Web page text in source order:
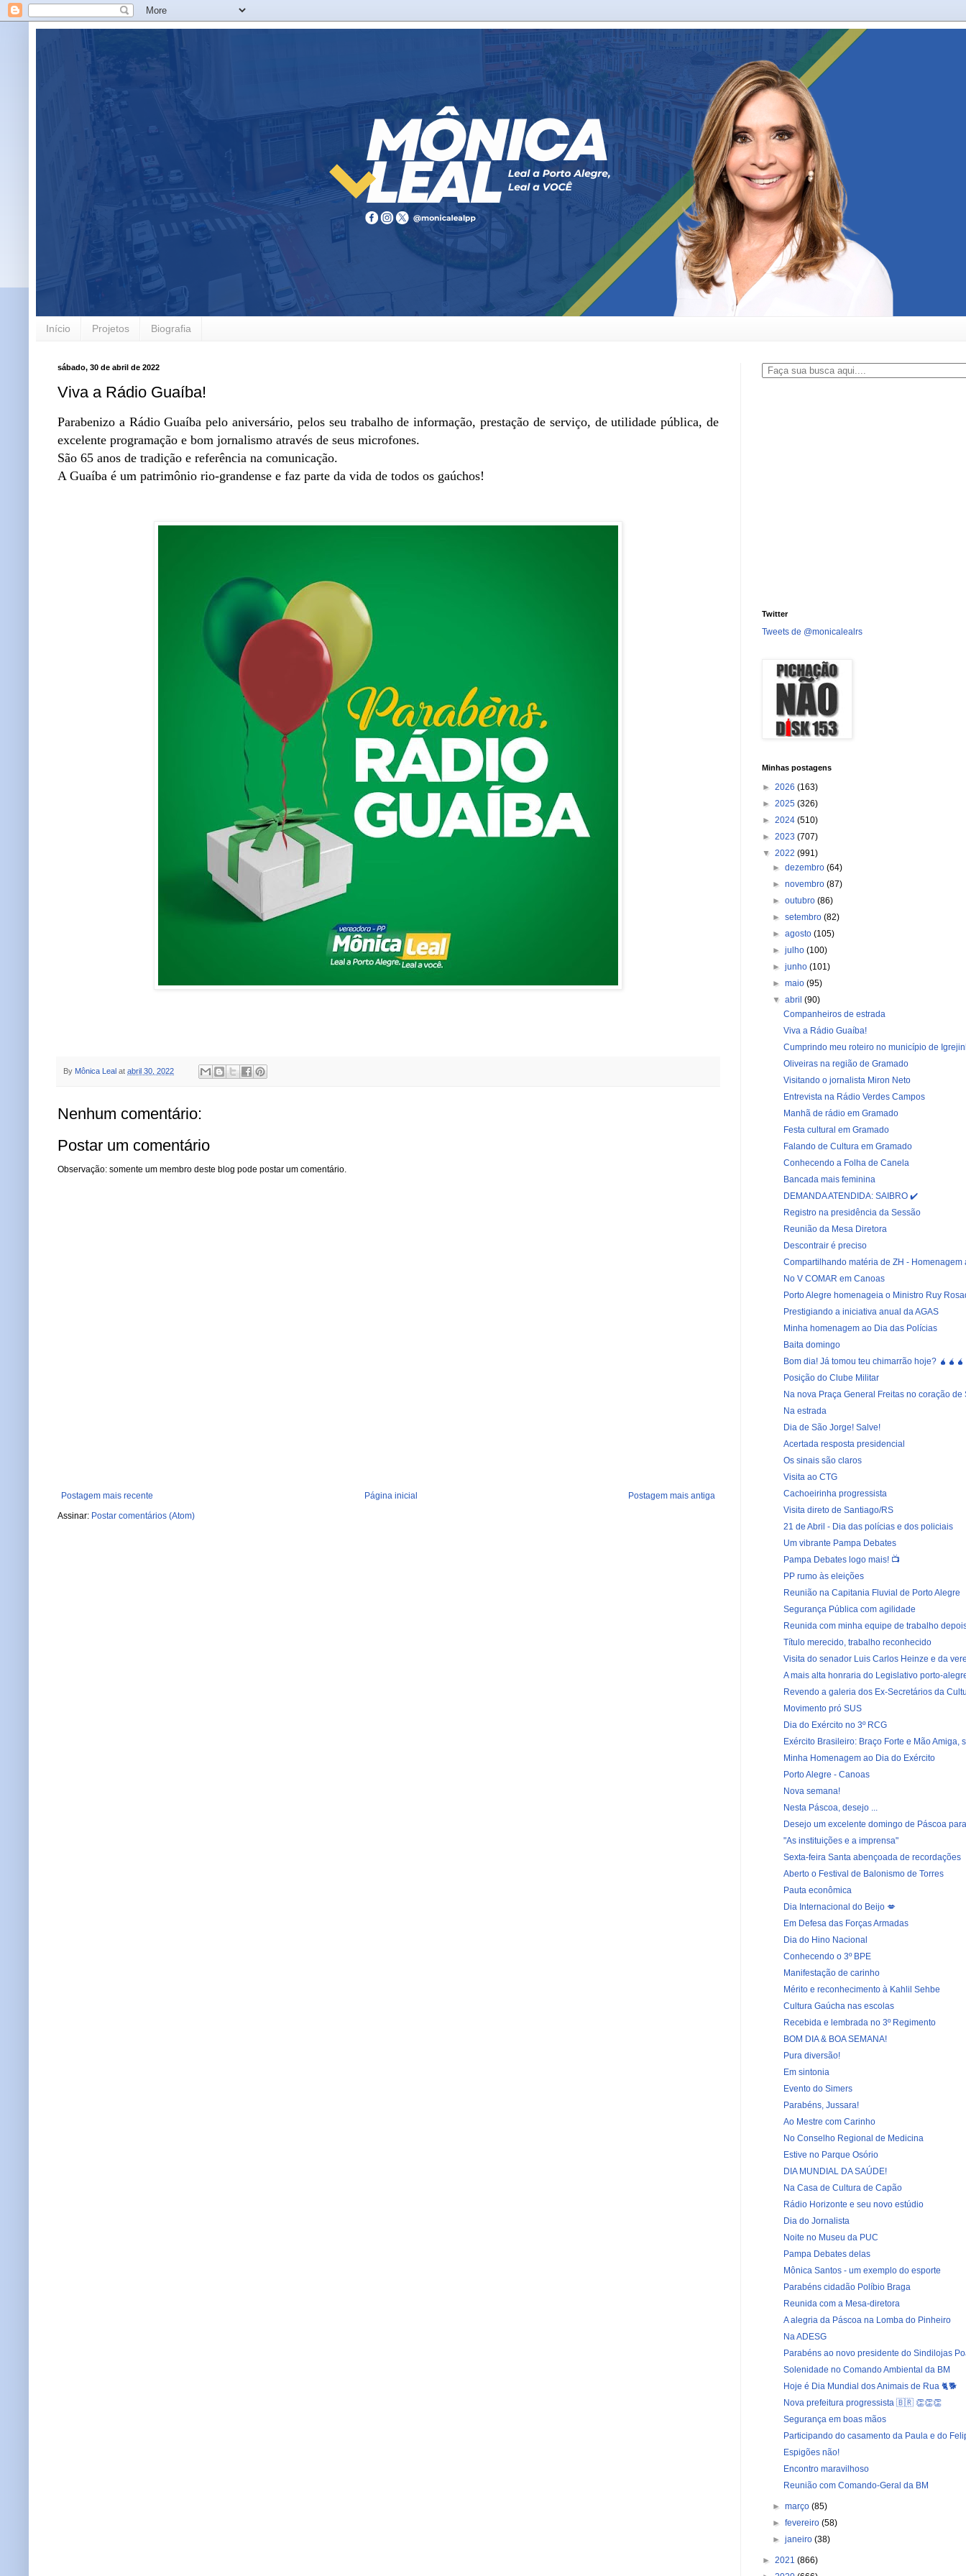
Início Projetos Biografia
sábado, 30 de abril de 2022
Viva a Rádio Guaíba!
Parabenizo a Rádio Guaíba pelo aniversário, pelos seu trabalho de informação, prestação de serviço, de utilidade pública, de
excelente programação e bom jornalismo através de seus microfones.
São 65 anos de tradição e referência na comunicação.
A Guaíba é um patrimônio rio-grandense e faz parte da vida de todos os gaúchos!
By Mônica Leal at abril 30, 2022
Nenhum comentário:
Postar um comentário
Observação: somente um membro deste blog pode postar um comentário.
Postagem mais recente Postagem mais antiga
Página inicial
Assinar: Postar comentários (Atom)
Twitter
Tweets de @monicalealrs
Minhas postagens
► 2026 (163)
► 2025 (326)
► 2024 (510)
► 2023 (707)
▼ 2022 (991)
►dezembro(64)
►novembro(87)
►outubro(86)
►setembro(82)
►agosto(105)
►julho(100)
►junho(101)
►maio(95)
▼abril(90)
Companheiros de estrada
Viva a Rádio Guaíba!
Cumprindo meu roteiro no município de
Oliveiras na região de Gramado
Visitando o jornalista Miron Neto
Entrevista na Rádio Verdes Campos
Manhã de rádio em Gramado
Festa cultural em Gramado
Falando de Cultura em Gramado
Conhecendo a Folha de Canela
Bancada mais feminina
DEMANDA ATENDIDA: SAIBRO ✔️
Registro na presidência da Sessão
Reunião da Mesa Diretora
Descontrair é preciso
Compartilhando matéria de ZH - Homenagem
No V COMAR em Canoas
Porto Alegre homenageia o Ministro Ruy
Prestigiando a iniciativa anual da AGAS
Minha homenagem ao Dia das Polícias
Baita domingo
Bom dia! Já tomou teu chimarrão hoje? 🧉🧉🧉
Posição do Clube Militar
Na nova Praça General Freitas no coração de
Na estrada
Dia de São Jorge! Salve!
Acertada resposta presidencial
Os sinais são claros
Visita ao CTG
Cachoeirinha progressista
Visita direto de Santiago/RS
21 de Abril - Dia das polícias e dos policiais
Um vibrante Pampa Debates
Pampa Debates logo mais! 📺
PP rumo às eleições
Reunião na Capitania Fluvial de Porto Alegre
Segurança Pública com agilidade
Reunida com minha equipe de trabalho
Título merecido, trabalho reconhecido
Visita do senador Luis Carlos Heinze e da
A mais alta honraria do Legislativo porto-
Revendo a galeria dos Ex-Secretários da
Movimento pró SUS
Dia do Exército no 3º RCG
Exército Brasileiro: Braço Forte e Mão Amiga,
Minha Homenagem ao Dia do Exército
Porto Alegre - Canoas
Nova semana!
Nesta Páscoa, desejo ...
Desejo um excelente domingo de Páscoa
"As instituições e a imprensa"
Sexta-feira Santa abençoada de recordações
Aberto o Festival de Balonismo de Torres
Pauta econômica
Dia Internacional do Beijo 💋
Em Defesa das Forças Armadas
Dia do Hino Nacional
Conhecendo o 3º BPE
Manifestação de carinho
Mérito e reconhecimento à Kahlil Sehbe
Cultura Gaúcha nas escolas
Recebida e lembrada no 3º Regimento
BOM DIA & BOA SEMANA!
Pura diversão!
Em sintonia
Evento do Simers
Parabéns, Jussara!
Ao Mestre com Carinho
No Conselho Regional de Medicina
Estive no Parque Osório
DIA MUNDIAL DA SAÚDE!
Na Casa de Cultura de Capão
Rádio Horizonte e seu novo estúdio
Dia do Jornalista
Noite no Museu da PUC
Pampa Debates delas
Mônica Santos - um exemplo do esporte
Parabéns cidadão Políbio Braga
Reunida com a Mesa-diretora
A alegria da Páscoa na Lomba do Pinheiro
Na ADESG
Parabéns ao novo presidente do Sindilojas
Solenidade no Comando Ambiental da BM
Hoje é Dia Mundial dos Animais de Rua 🐈🐕
Nova prefeitura progressista 🇧🇷 👏👏👏
Segurança em boas mãos
Participando do casamento da Paula e do
Espigões não!
Encontro maravilhoso
Reunião com Comando-Geral da BM
►março(85)
►fevereiro(58)
►janeiro(38)
► 2021 (866)